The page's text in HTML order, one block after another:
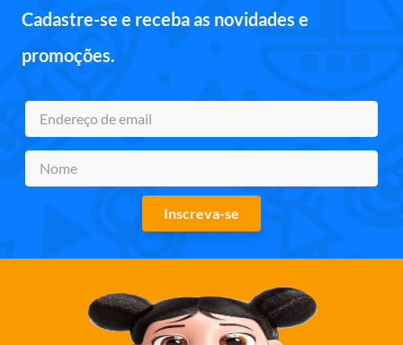
Cadastre-se e receba as novidades e
promoções.
Inscreva-se